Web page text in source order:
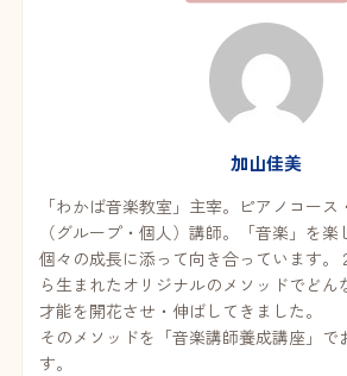
加山佳美
「わかば音楽教室」主宰。ピアノコー
（グループ・個人）講師。「音楽」を
個々の成長に添って向き合っています。
ら生まれたオリジナルのメソッドでどん
才能を開花させ・伸ばしてきました。
そのメソッドを「音楽講師養成講座」で
す。